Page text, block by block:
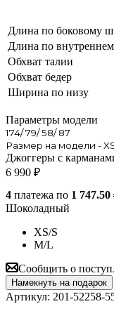
Длина по боковому
Длина по
Обхват талии
Обхват бедер
Ширина по низу
Параметры модели
174/ 79/ 58/ 87
Размер на модели -
Джоггеры с
6 990 ₽
4 платежа по 1 747.50
Шоколадный
XS/S
M/L
Сообщить о
Намекнуть на подарок
Артикул: 201-52258-